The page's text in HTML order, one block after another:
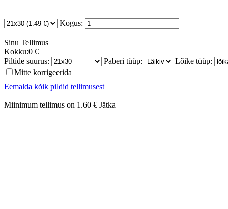
Kogus:
Sinu Tellimus
Kokku:0 €
Piltide suurus:
Paberi tüüp:
Lõike tüüp:
Mitte korrigeerida
Eemalda kõik pildid tellimusest
Miinimum tellimus on 1.60 € Jätka